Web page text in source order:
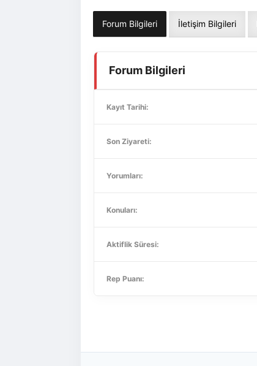
Forum Bilgileri İletişim Bilgileri
Forum Bilgileri
Kayıt Tarihi:
Son Ziyareti:
Yorumları:
Konuları:
Aktiflik Süresi:
Rep Puanı: